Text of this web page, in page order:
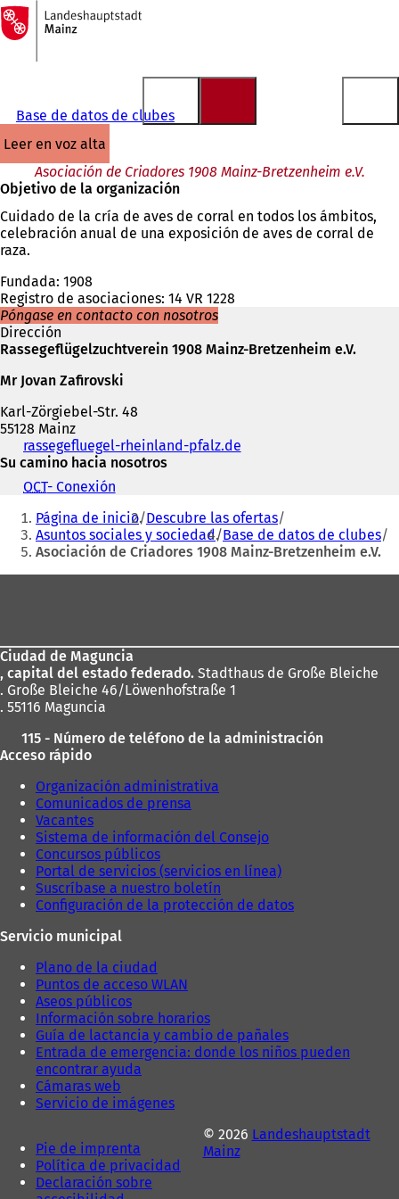
Saltar al contenido
A
la
página
Base de datos de clubes
leer en voz alta
Asociación de Criadores 1908 Mainz-Bretzenheim e.V.
Objetivo de la organización
Cuidado de la cría de aves de corral en todos los ámbitos,
celebración anual de una exposición de aves de corral de
raza.
Fundada: 1908
Registro de asociaciones: 14 VR 1228
Póngase en contacto con nosotros
Dirección
Rassegeflügelzuchtverein 1908 Mainz-Bretzenheim e.V.
Mr Jovan Zafirovski
Karl-Zörgiebel-Str. 48
55128 Mainz
Teléfono,
fax
dirección
correo
electrónico
rassegefluegel-rheinland-pfalz.de
b
r
e
n
u
e
p
a
Su camino hacia nosotros
OCT- Conexión
e
a
b
r
n
a
n
v
e
s
a
ñ
a
)
Estás
aquí:
Página de inicio Descubre las ofertas
Asuntos sociales y sociedad Base de datos de clubes
Asociación de Criadores 1908 Mainz-Bretzenheim e.V.
pies
Ciudad de Maguncia
, capital del estado federado. Stadthaus de Große Bleiche
. Große Bleiche 46/Löwenhofstraße 1
. 55116 Maguncia
115 - Número de teléfono de la administración
Acceso rápido
Organización administrativa
Comunicados de prensa
Vacantes
Sistema de información del Consejo
Concursos públicos
Portal de servicios (servicios en línea)
Suscríbase a nuestro boletín
Configuración de la protección de datos
Servicio municipal
Plano de la ciudad
Puntos de acceso WLAN
Aseos públicos
Información sobre horarios
Guía de lactancia y cambio de pañales
Entrada de emergencia: donde los niños pueden
encontrar ayuda
Cámaras web
Servicio de imágenes
Pie de imprenta
Política de privacidad
Declaración sobre
© 2026 Landeshauptstadt
Mainz